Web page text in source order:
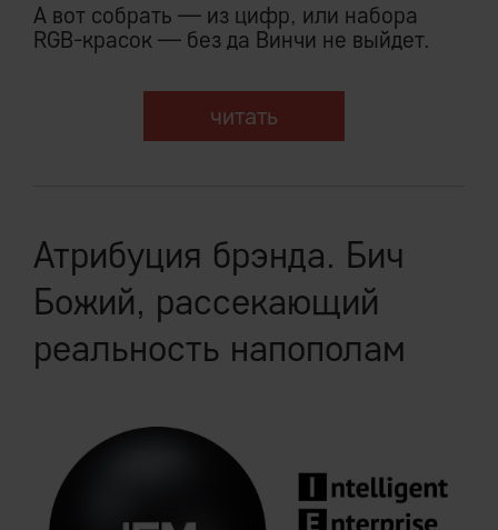
А вот собрать — из цифр, или набора
RGB-красок — без да Винчи не выйдет.
читать
Атрибуция брэнда. Бич
Божий, рассекающий
реальность напополам